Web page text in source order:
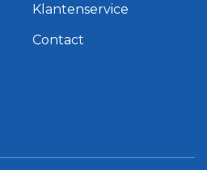
Klantenservice
Contact